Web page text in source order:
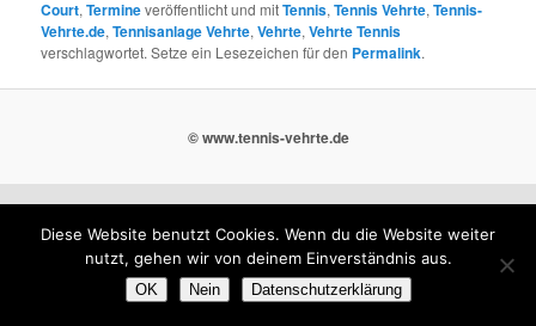
Court,Termineveröffentlicht und mitTennis,Tennis Vehrte,Tennis-
Vehrte.de,Tennisanlage Vehrte,Vehrte,Vehrte Tennis
verschlagwortet. Setze ein Lesezeichen für den Permalink.
© www.tennis-vehrte.de
Diese Website benutzt Cookies. Wenn du die Website weiter
nutzt, gehen wir von deinem Einverständnis aus.
OK Nein Datenschutzerklärung